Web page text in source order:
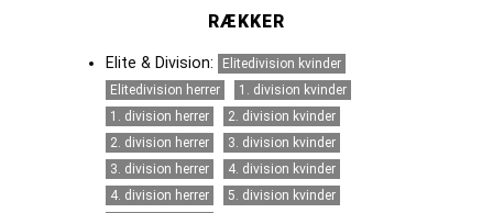
RÆKKER
Elite & Division:
Elitedivision kvinder
Elitedivision herrer
1. division kvinder
1. division herrer
2. division kvinder
2. division herrer
3. division kvinder
3. division herrer
4. division kvinder
4. division herrer
5. division kvinder